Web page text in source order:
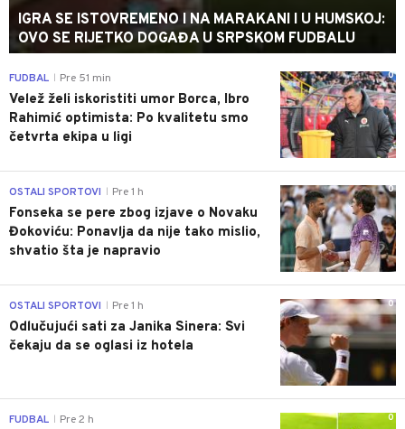
IGRA SE ISTOVREMENO I NA MARAKANI I U HUMSKOJ:
OVO SE RIJETKO DOGAĐA U SRPSKOM FUDBALU
0
FUDBAL Pre 51 min
Velež želi iskoristiti umor Borca, Ibro
Rahimić optimista: Po kvalitetu smo
četvrta ekipa u ligi
0
OSTALI SPORTOVI Pre 1 h
Fonseka se pere zbog izjave o Novaku
Đokoviću: Ponavlja da nije tako mislio,
shvatio šta je napravio
0
OSTALI SPORTOVI Pre 1 h
Odlučujući sati za Janika Sinera: Svi
čekaju da se oglasi iz hotela
0
FUDBAL Pre 2 h